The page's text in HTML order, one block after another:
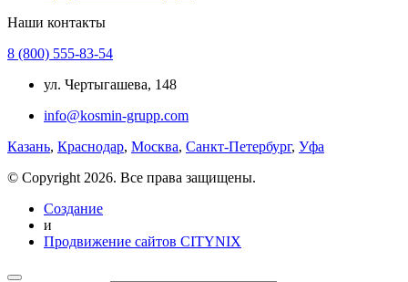
Наши контакты
8 (800) 555-83-54
ул. Чертыгашева, 148
info@kosmin-grupp.com
Казань, Краснодар, Москва, Санкт-Петербург, Уфа
© Copyright 2026. Все права защищены.
Создание
и
Продвижение сайтов CITYNIX